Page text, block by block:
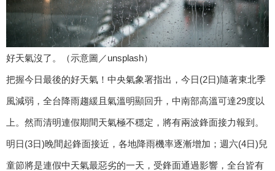
好天氣沒了。（示意圖／unsplash）
把握今日最後的好天氣！中央氣象署指出，今日(2日)隨著東北季
風減弱，全台降雨趨緩且氣溫明顯回升，中南部高溫可達29度以
上。然而清明連假期間天氣極不穩定，將有兩波鋒面接力報到。
明日(3日)晚間起鋒面接近，各地降雨機率逐漸增加；週六(4日)兒
童節將是連假中天氣最惡劣的一天，受鋒面通過影響，全台皆有